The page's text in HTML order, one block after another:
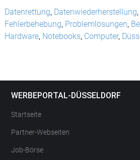
Datenrettung, Datenwiederherstellung,
Fehlerbehebung, Problemlösungen,
Hardware, Notebooks, Computer,
WERBEPORTAL-DÜSSELDORF
Startseite
Partner-Webseiten
Job-Börse